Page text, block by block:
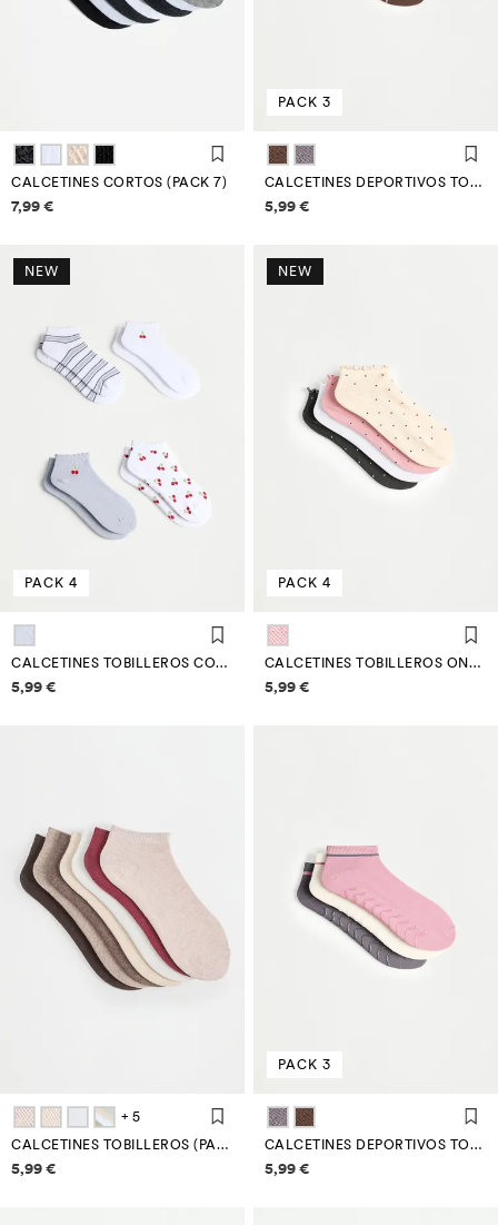
CALCETINES CORTOS (PACK 7)
Información de precios
7,99 €
PACK 3
CALCETINES DEPORTIVOS TOBILLEROS ANTIDESLIZANTES (PACK 3)
Información de precios
5,99 €
NEW
PACK 4
CALCETINES TOBILLEROS COMBINADOS (PACK 4)
Información de precios
5,99 €
NEW
PACK 4
CALCETINES TOBILLEROS ONDAS (PACK 4)
Información de precios
5,99 €
+ 5
CALCETINES TOBILLEROS (PACK 7)
Información de precios
5,99 €
PACK 3
CALCETINES DEPORTIVOS TOBILLEROS ANTIDESLIZANTES (PACK 3)
Información de precios
5,99 €